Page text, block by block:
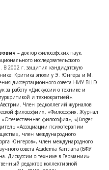
– доктор философских наук,
исследовательского
В 2002 г. защитил кандидатскую
Критика эпохи у Э. Юнгера и М.
диссертационного совета НИУ ВШЭ
за работу «Дискуссии о технике и
и технократией».
Член редколлегий журналов
философии», «Философия. Журнал
философия», «Jünger-
«Ассоциации психотерапии
член международного
Юнгеров», член международного
совета Academia Kantiana (БФУ
Дискуссии о технике в Германии»
редактор коллективной